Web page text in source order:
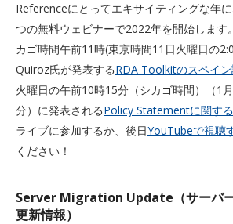
Referenceにとってエキサイティングな年
つの無料ウェビナーで2022年を開始します
カゴ時間午前11時(東京時間11日火曜日の
Quiroz氏が発表するRDA Toolkitのスペイ
火曜日の午前10時15分（シカゴ時間）（1
分）に発表されるPolicy Statementに関す
ライブに参加するか、後日YouTubeで視聴
ください！
Server Migration Update（サーバ
更新情報）